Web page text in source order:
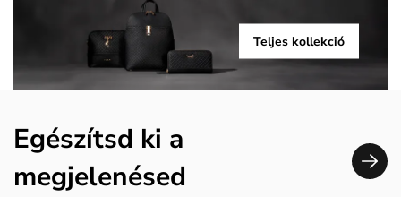
Teljes kollekció
Egészítsd ki a
megjelenésed